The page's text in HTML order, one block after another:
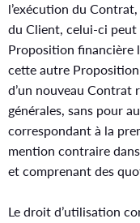
l’exécution du
du Client, celui-ci peut
Proposition financière
cette autre
d’un nouveau Contrat
générales, sans pour
correspondant à la
mention contraire
et comprenant des
Le droit d’utilisation